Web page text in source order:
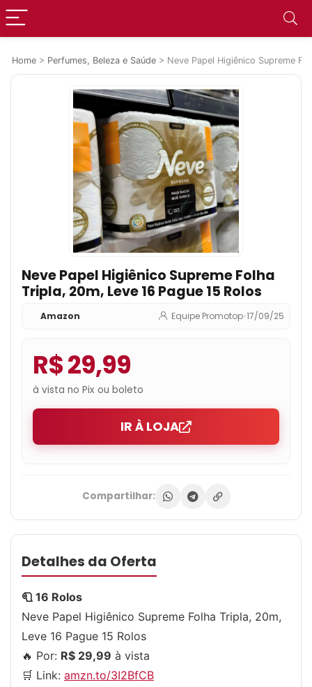
Home > Perfumes, Beleza e Saúde > Neve Papel Higiênico Supreme
Neve Papel Higiênico Supreme Folha
Tripla, 20m, Leve 16 Pague 15 Rolos
Amazon Equipe Promotop•17/09/25
R$ 29,99
à vista no Pix ou boleto
IR À LOJA
Compartilhar:
Detalhes da Oferta
🧻 16 Rolos
Neve Papel Higiênico Supreme Folha Tripla, 20m,
Leve 16 Pague 15 Rolos
🔥 Por: R$ 29,99 à vista
🛒 Link: amzn.to/3I2BfCB